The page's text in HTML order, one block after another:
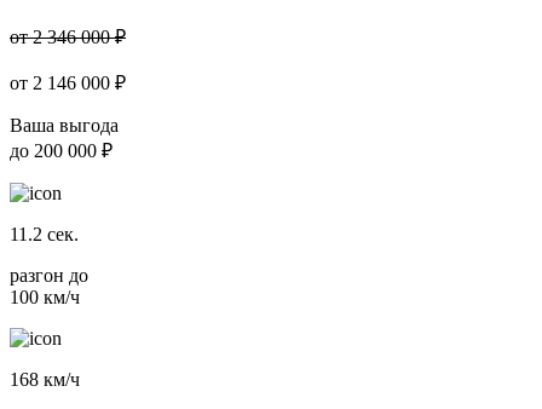
от 2 346 000 ₽
от 2 146 000 ₽
Ваша выгода
до 200 000 ₽
11.2 сек.
разгон до
100 км/ч
168 км/ч